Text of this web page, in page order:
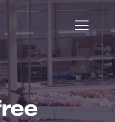
Projecten
Service
Tuinbouw